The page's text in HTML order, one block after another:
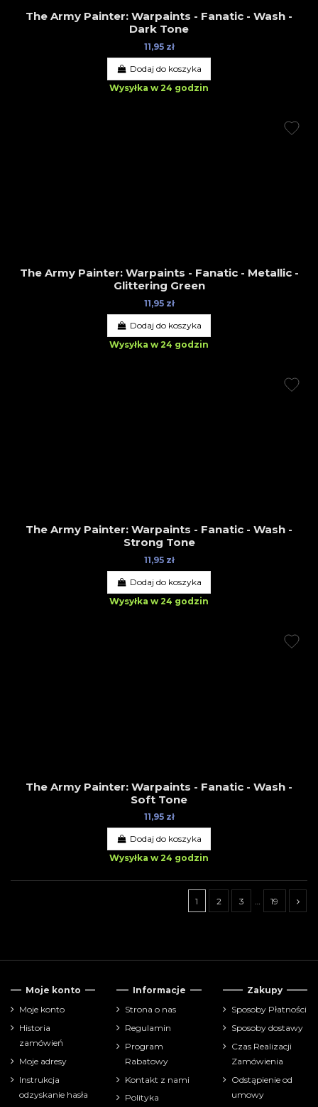
The Army Painter: Warpaints - Fanatic - Wash -
Dark Tone
11,95 zł
Dodaj do koszyka
Wysyłka w 24 godzin
The Army Painter: Warpaints - Fanatic - Metallic -
Glittering Green
11,95 zł
Dodaj do koszyka
Wysyłka w 24 godzin
The Army Painter: Warpaints - Fanatic - Wash -
Strong Tone
11,95 zł
Dodaj do koszyka
Wysyłka w 24 godzin
The Army Painter: Warpaints - Fanatic - Wash -
Soft Tone
11,95 zł
Dodaj do koszyka
Wysyłka w 24 godzin
1 2 3 19
Cena
zł
farbki
Moje konto
Moje konto
Historia
zamówień
Moje adresy
Instrukcja
odzyskanie hasła
Informacje
Strona o nas
Regulamin
Program
Rabatowy
Kontakt z nami
Polityka
Zakupy
Sposoby Płatności
Sposoby dostawy
Czas Realizacji
Zamówienia
Odstąpienie od
umowy